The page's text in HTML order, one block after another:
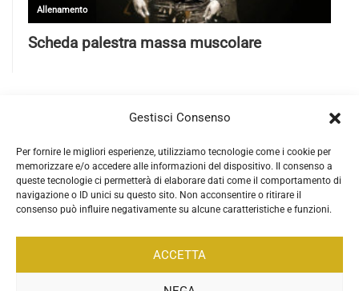
Gestisci Consenso
Per fornire le migliori esperienze, utilizziamo tecnologie come i cookie per
memorizzare e/o accedere alle informazioni del dispositivo. Il consenso a
queste tecnologie ci permetterà di elaborare dati come il comportamento di
navigazione o ID unici su questo sito. Non acconsentire o ritirare il
consenso può influire negativamente su alcune caratteristiche e funzioni.
ACCETTA